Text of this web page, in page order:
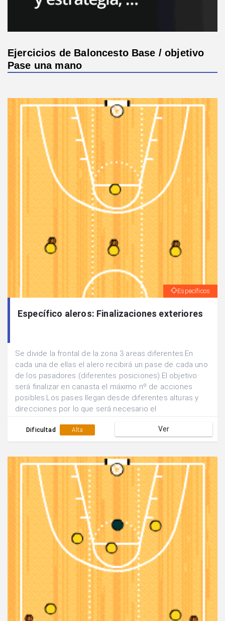
Ejercicios de Baloncesto Base / objetivo
Pase una mano
Específicos
Específico aleros: Finalizaciones exteriores
Se divide la frontal de la zona 3 areas diferentes.En
cada una de ellas el alero recibirá un pase de cada uno
de los pasadores (diferentes posiciones).El objetivo
será finalizar en canasta el máximo nº de acciones
posibles.Los pases llegan desde diferentes alturas y
direcciones por lo que será necesario el
con rapidez y eficacia.
Dificultad Alta Ver